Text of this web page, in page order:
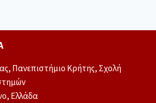
Πανεπιστήμιο Κρήτης, Σχολή
Ελλάδα